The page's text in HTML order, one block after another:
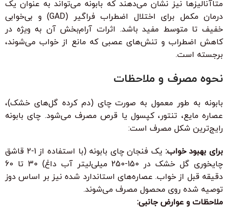
متاآنالیزها نیز نشان می‌دهند که بابونه می‌تواند به عنوان یک
درمان مکمل برای اختلال اضطراب فراگیر (GAD) و بی‌خوابی
خفیف تا متوسط مفید باشد. اثرات آرام‌بخش آن به ویژه در
کاهش اضطراب و تنش‌های عصبی که مانع از خواب می‌شوند،
برجسته است.
نحوه مصرف و ملاحظات
بابونه به طور معمول به صورت چای (دم کرده گل‌های خشک)،
عصاره مایع، تنتور، کپسول یا قرص مصرف می‌شود. چای بابونه
رایج‌ترین شکل مصرف است:
برای بهبود خواب:
یک فنجان چای بابونه (با استفاده از 1-2 قاشق
چایخوری گل خشک در 150-250 میلی‌لیتر آب داغ) 30 تا 60
دقیقه قبل از خواب. عصاره‌های استاندارد شده نیز بر اساس دوز
توصیه شده روی محصول مصرف می‌شوند.
ملاحظات و عوارض جانبی: